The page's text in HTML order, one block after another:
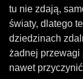
tu nie zdają,
światy, dlatego
dziedzinach
żadnej przewagi
nawet